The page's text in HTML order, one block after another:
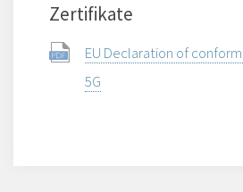
Zertifikate
EU Declaration of
5G